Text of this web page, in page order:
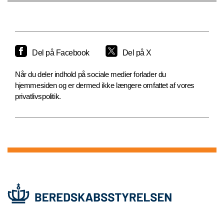
Del på Facebook Del på X
Når du deler indhold på sociale medier forlader du
hjemmesiden og er dermed ikke længere omfattet af vores
privatlivspolitik.